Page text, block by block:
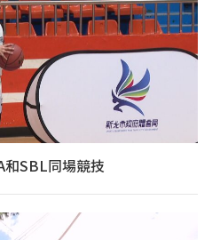
和SBL同場競技